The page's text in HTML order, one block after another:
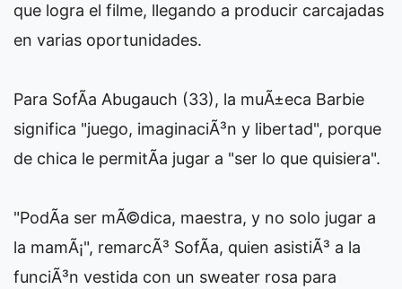
que logra el filme, llegando a producir carcajadas
en varias oportunidades.
Para SofÃ­a Abugauch (33), la muÃ±eca Barbie
significa "juego, imaginaciÃ³n y libertad", porque
de chica le permitÃ­a jugar a "ser lo que quisiera".
"PodÃ­a ser mÃ©dica, maestra, y no solo jugar a
la mamÃ¡", remarcÃ³ SofÃ­a, quien asistiÃ³ a la
funciÃ³n vestida con un sweater rosa para